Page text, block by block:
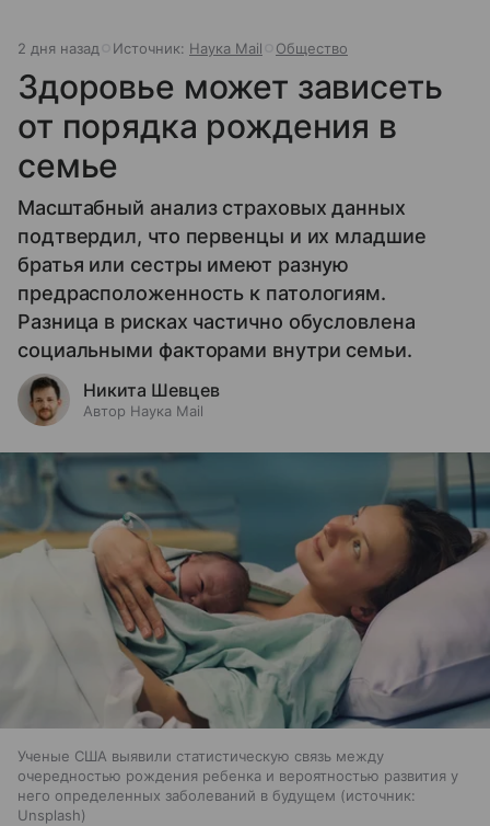
2 дня назад Источник: Наука Mail Общество
Здоровье может зависеть
от порядка рождения в
семье
Масштабный анализ страховых данных
подтвердил, что первенцы и их младшие
братья или сестры имеют разную
предрасположенность к патологиям.
Разница в рисках частично обусловлена
социальными факторами внутри семьи.
Никита Шевцев
Автор Наука Mail
Ученые США выявили статистическую связь между
очередностью рождения ребенка и вероятностью развития у
него определенных заболеваний в будущем
источник:
Unsplash